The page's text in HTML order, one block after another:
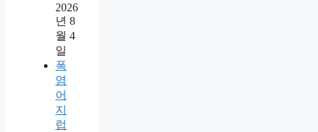
2026
년 8
월 4
일
폭
염
어
지
럽